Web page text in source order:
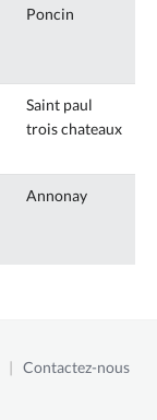
Poncin
Saint paul
trois chateaux
Annonay
| Contactez-nous